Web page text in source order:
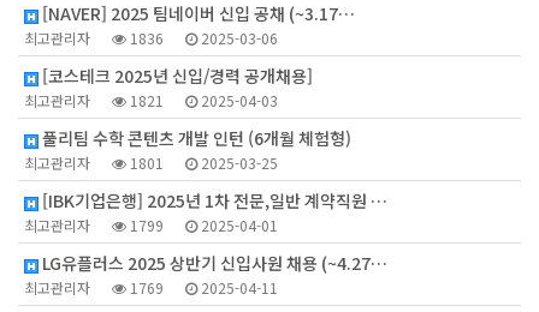
[NAVER] 2025 팀네이버 신입 공채 (~3.17…
최고관리자 1836 2025-03-06
[코스테크 2025년 신입/경력 공개채용]
최고관리자 1821 2025-04-03
풀리팀 수학 콘텐츠 개발 인턴 (6개월 체험형)
최고관리자 1801 2025-03-25
[IBK기업은행] 2025년 1차 전문,일반 계약직원 …
최고관리자 1799 2025-04-01
LG유플러스 2025 상반기 신입사원 채용 (~4.27…
최고관리자 1769 2025-04-11